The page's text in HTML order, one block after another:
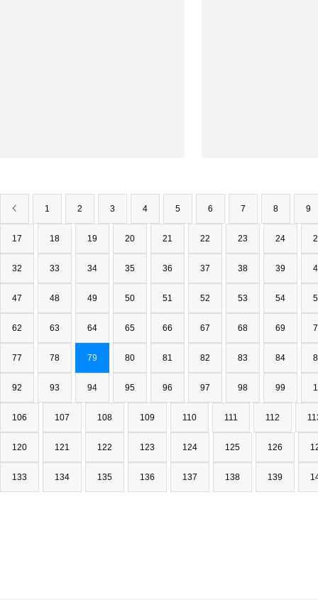
1 2 3 4 5 6 7 8 9
17 18 19 20 21 22 23 24
32 33 34 35 36 37 38 39
47 48 49 50 51 52 53 54
62 63 64 65 66 67 68 69
77 78 79 80 81 82 83 84
92 93 94 95 96 97 98 99
106 107 108 109 110 111 112
120 121 122 123 124 125 126
133 134 135 136 137 138 139